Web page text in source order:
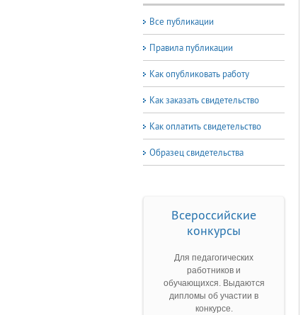
Все публикации
Правила публикации
Как опубликовать работу
Как заказать свидетельство
Как оплатить свидетельство
Образец свидетельства
Всероссийские
конкурсы
Для педагогических
работников и
обучающихся. Выдаются
дипломы об участии в
конкурсе.